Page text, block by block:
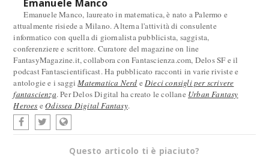
Emanuele Manco
Emanuele Manco, laureato in matematica, è nato a Palermo e
attualmente risiede a Milano. Alterna l'attività di consulente
informatico con quella di giornalista pubblicista, saggista,
conferenziere e scrittore. Curatore del magazine on line
FantasyMagazine.it, collabora con Fantascienza.com, Delos SF e il
podcast Fantascientificast. Ha pubblicato racconti in varie riviste e
antologie e i saggi Matematica Nerd e Dieci consigli per scrivere
fantascienza. Per Delos Digital ha creato le collane Urban Fantasy
Heroes eOdissea Digital Fantasy.
Questo articolo ti è piaciuto?